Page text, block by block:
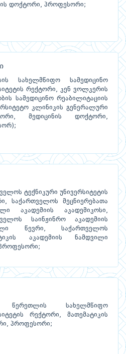
დოქტორი, პროფესორი;
სახელმწიფო სამედიცინო
რექტორი, კენ ვოლკერის
სამედიცინო რეაბილიტაციის
კლინიკის გენერალური
მედიცინის დოქტორი,
ტექნიკური უნივერსიტეტის
საქართველოს მეცნიერებათა
აკადემიის აკადემიკოსი,
საინჟინრო აკადემიის
წევრი, საქართველოს
აკადემიის ნამდვილი
წერეთლის სახელმწიფო
რექტორი, მათემატიკის
პროფესორი;